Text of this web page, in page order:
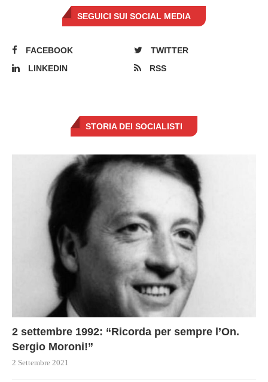
SEGUICI SUI SOCIAL MEDIA
FACEBOOK
TWITTER
LINKEDIN
RSS
STORIA DEI SOCIALISTI
2 settembre 1992: “Ricorda per sempre l’On.
Sergio Moroni!”
2 Settembre 2021